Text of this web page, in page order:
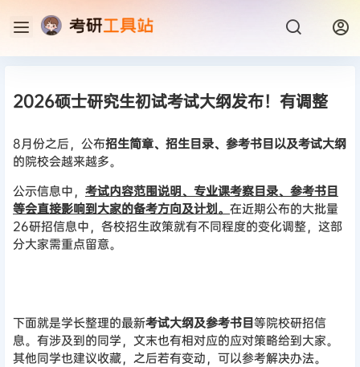
2026硕士研究生初试考试大纲发布！有调整
8月份之后，公布招生简章、招生目录、参考书目以及考试大纲
的院校会越来越多。
公示信息中， 考试内容范围说明、专业课考察目录、参考书目
等会直接影响到大家的备考方向及计划。 在近期公布的大批量
26研招信息中，各校招生政策就有不同程度的变化调整，这部
分大家需重点留意。
下面就是学长整理的最新考试大纲及参考书目等院校研招信
息。有涉及到的同学，文末也有相对应的应对策略给到大家。
其他同学也建议收藏，之后若有变动，可以参考解决办法。